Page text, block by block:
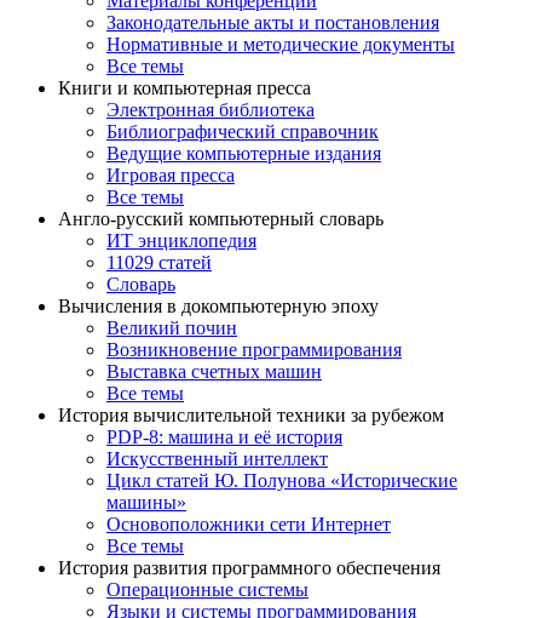
Законодательные акты и постановления
Нормативные и методические документы
Все темы
Книги и компьютерная пресса
Электронная библиотека
Библиографический справочник
Ведущие компьютерные издания
Игровая пресса
Все темы
Англо-русский компьютерный словарь
ИТ энциклопедия
11029 статей
Словарь
Вычисления в докомпьютерную эпоху
Великий почин
Возникновение программирования
Выставка счетных машин
Все темы
История вычислительной техники за рубежом
PDP-8: машина и её история
Искусственный интеллект
Цикл статей Ю. Полунова «Исторические
машины»
Основоположники сети Интернет
Все темы
История развития программного обеспечения
Операционные системы
Языки и системы программирования